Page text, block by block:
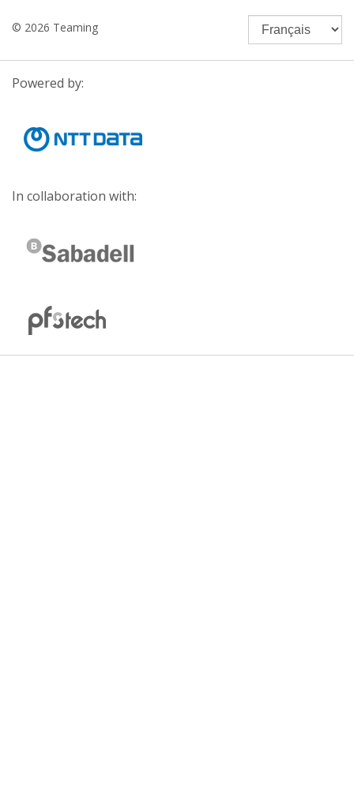
© 2026 Teaming
Powered by:
In collaboration with: